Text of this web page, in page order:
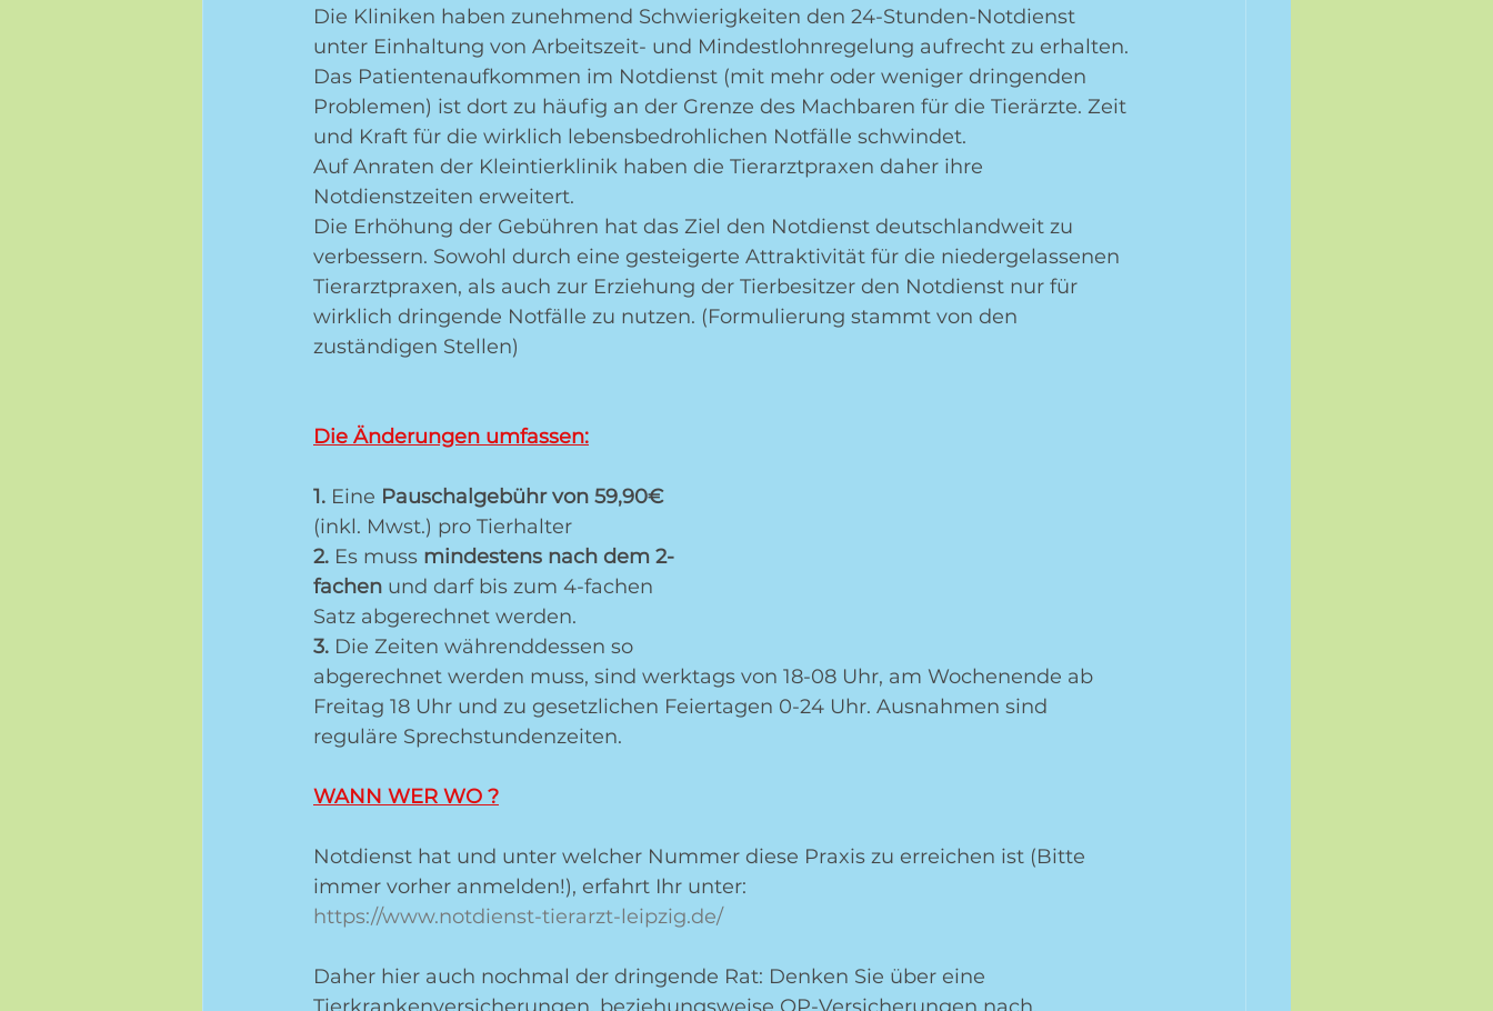
Die Kliniken haben zunehmend Schwierigkeiten den 24-Stunden-Notdienst
unter Einhaltung von Arbeitszeit- und Mindestlohnregelung aufrecht zu erhalten.
Das Patientenaufkommen im Notdienst (mit mehr oder weniger dringenden
Problemen) ist dort zu häufig an der Grenze des Machbaren für die Tierärzte. Zeit
und Kraft für die wirklich lebensbedrohlichen Notfälle schwindet.
Auf Anraten der Kleintierklinik haben die Tierarztpraxen daher ihre
Notdienstzeiten erweitert.
Die Erhöhung der Gebühren hat das Ziel den Notdienst deutschlandweit zu
verbessern. Sowohl durch eine gesteigerte Attraktivität für die niedergelassenen
Tierarztpraxen, als auch zur Erziehung der Tierbesitzer den Notdienst nur für
wirklich dringende Notfälle zu nutzen. (Formulierung stammt von den
zuständigen Stellen)
Die Änderungen umfassen:
1. Eine Pauschalgebühr von 59,90€
(inkl. Mwst.) pro Tierhalter
2. Es muss mindestens nach dem 2-
fachen und darf bis zum 4-fachen
Satz abgerechnet werden.
3. Die Zeiten währenddessen so
abgerechnet werden muss, sind werktags von 18-08 Uhr, am Wochenende ab
Freitag 18 Uhr und zu gesetzlichen Feiertagen 0-24 Uhr. Ausnahmen sind
reguläre Sprechstundenzeiten.
WANN WER WO ?
Notdienst hat und unter welcher Nummer diese Praxis zu erreichen ist (Bitte
immer vorher anmelden!), erfahrt Ihr unter:
https://www.notdienst-tierarzt-leipzig.de/
Daher hier auch nochmal der dringende Rat: Denken Sie über eine